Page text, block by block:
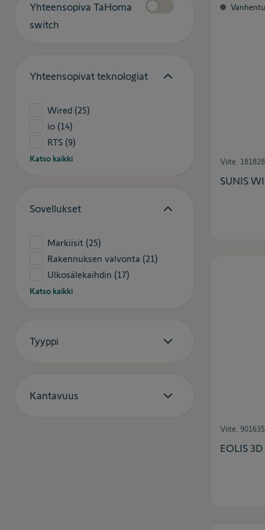
Yhteensopiva TaHoma
switch
Yhteensopivat teknologiat
Wired (25)
io (14)
RTS (9)
Katso kaikki
Sovellukset
Markiisit (25)
Rakennuksen valvonta (21)
Ulkosälekaihdin (17)
Katso kaikki
Tyyppi
Kantavuus
Viite.
SUNIS
Viite.
EOLIS